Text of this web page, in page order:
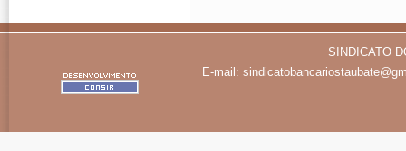
SINDICATO
E-mail: